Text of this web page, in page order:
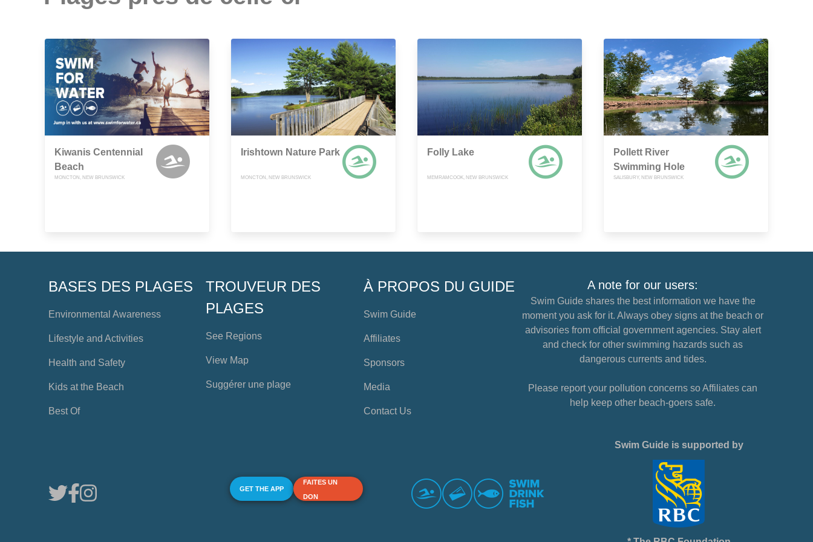
Kiwanis Centennial
Beach
MONCTON, NEW BRUNSWICK
Irishtown Nature Park
MONCTON, NEW BRUNSWICK
Folly Lake
MEMRAMCOOK, NEW BRUNSWICK
Pollett River
Swimming Hole
SALISBURY, NEW BRUNSWICK
BASES DES PLAGES
Environmental Awareness
Lifestyle and Activities
Health and Safety
Kids at the Beach
Best Of
TROUVEUR DES
PLAGES
See Regions
View Map
Suggérer une plage
À PROPOS DU GUIDE
Swim Guide
Affiliates
Sponsors
Media
Contact Us
A note for our users:
Swim Guide shares the best information we have the
moment you ask for it. Always obey signs at the beach or
advisories from official government agencies. Stay alert
and check for other swimming hazards such as
dangerous currents and tides.
Please report your pollution concerns so Affiliates can
help keep other beach-goers safe.
GET THE APP
FAITES UN
DON
Swim Guide is supported by